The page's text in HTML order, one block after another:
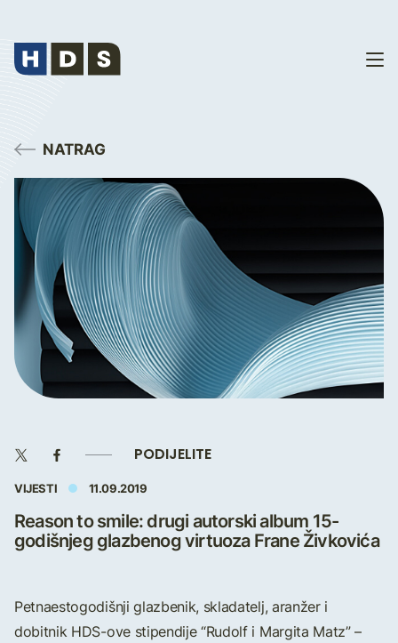
NATRAG
PODIJELITE
VIJESTI 11.09.2019
Reason to smile: drugi autorski album 15-
godišnjeg glazbenog virtuoza Frane Živkovića
Petnaestogodišnji glazbenik, skladatelj, aranžer i
dobitnik HDS-ove stipendije “Rudolf i Margita Matz” –